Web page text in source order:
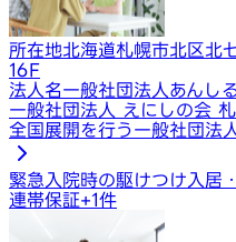
所在地北海道札幌市北区北
16F
法人名一般社団法人あんし
一般社団法人 えにしの会
全国展開を行う一般社団法
緊急入院時の駆けつけ 入居
連帯保証+1件